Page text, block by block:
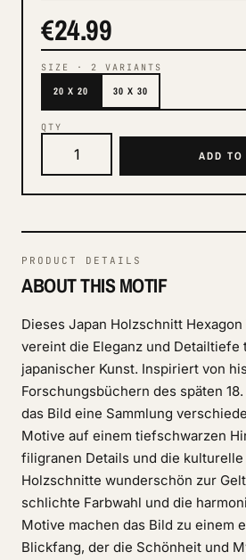
€24.99
SIZE · 2 VARIANTS
20 X 20 30 X 30
QTY
ADD TO
PRODUCT DETAILS
ABOUT THIS MOTIF
Dieses Japan Holzschnitt
vereint die Eleganz und
japanischer Kunst. Inspiriert von
Forschungsbüchern des späten
das Bild eine Sammlung
Motive auf einem tiefschwarzen
filigranen Details und die
Holzschnitte wunderschön zur
schlichte Farbwahl und die
Motive machen das Bild zu einem
Blickfang, der die Schönheit und